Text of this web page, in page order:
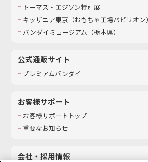
トーマス・エジソン特別展
キッザニア東京（おもちゃ工場パビリオン）​
バンダイミュージアム（栃木県）
公式通販サイト
プレミアムバンダイ
お客様サポート
お客様サポートトップ
重要なお知らせ
会社・採用情報